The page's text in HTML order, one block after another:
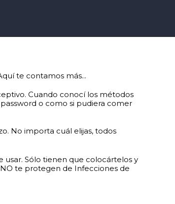
te contamos más...
Cuando conocí los métodos
o como si pudiera comer
No importa cuál elijas, todos
usar. Sólo tienen que colocártelos y
NO te protegen de Infecciones de